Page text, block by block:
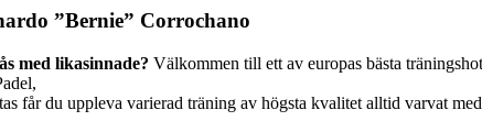
”Bernie” Corrochano
med likasinnade? Välkommen till ett av europas bästa
får du uppleva varierad träning av högsta kvalitet alltid varvat